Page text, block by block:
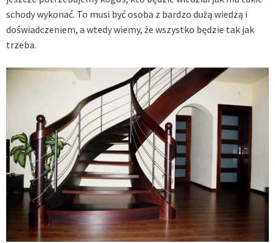
schody wykonać. To musi być osoba z bardzo dużą wiedzą i
doświadczeniem, a wtedy wiemy, że wszystko będzie tak jak
trzeba.